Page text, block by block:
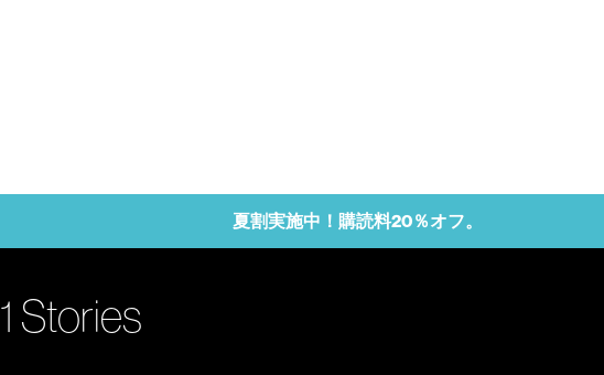
夏割実施中！購読料20％オフ。
1 Stories